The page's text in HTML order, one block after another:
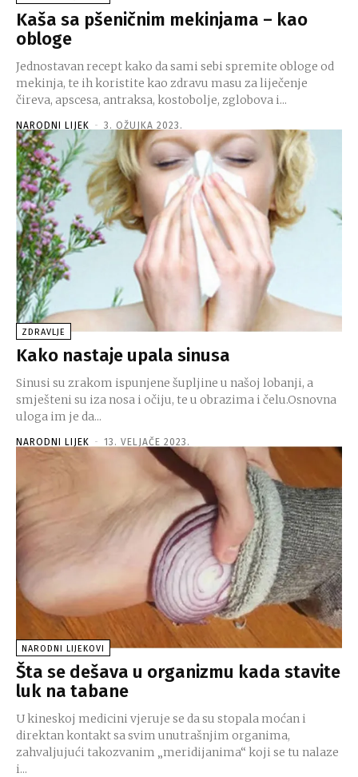
Kaša sa pšeničnim mekinjama – kao
obloge
Jednostavan recept kako da sami sebi spremite obloge od
mekinja, te ih koristite kao zdravu masu za liječenje
čireva, apscesa, antraksa, kostobolje, zglobova i...
NARODNI LIJEK - 3. OŽUJKA 2023.
ZDRAVLJE
Kako nastaje upala sinusa
Sinusi su zrakom ispunjene šupljine u našoj lobanji, a
smješteni su iza nosa i očiju, te u obrazima i čelu.Osnovna
uloga im je da...
NARODNI LIJEK - 13. VELJAČE 2023.
NARODNI LIJEKOVI
Šta se dešava u organizmu kada stavite
luk na tabane
U kineskoj medicini vjeruje se da su stopala moćan i
direktan kontakt sa svim unutrašnjim organima,
zahvaljujući takozvanim „meridijanima“ koji se tu nalaze
i...